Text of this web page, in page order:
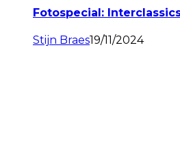
Fotospecial:
Stijn Braes19/11/2024